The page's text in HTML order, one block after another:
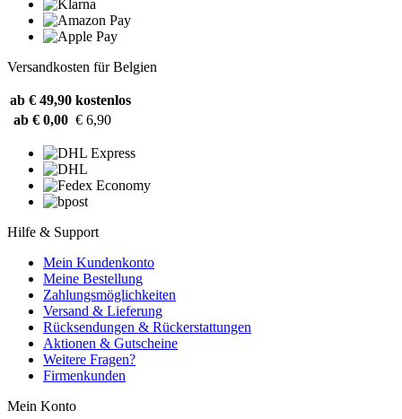
Versandkosten für Belgien
ab € 49,90 kostenlos
ab € 0,00 € 6,90
Hilfe & Support
Mein Kundenkonto
Meine Bestellung
Zahlungsmöglichkeiten
Versand & Lieferung
Rücksendungen & Rückerstattungen
Aktionen & Gutscheine
Weitere Fragen?
Firmenkunden
Mein Konto